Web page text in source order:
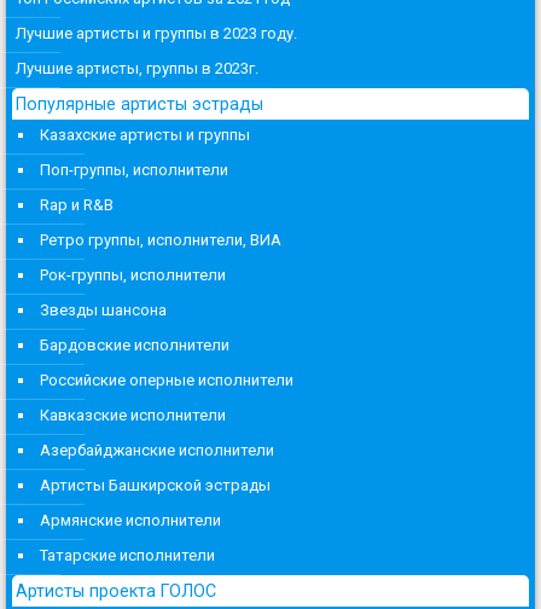
Лучшие артисты и группы в 2023 году.
Лучшие артисты, группы в 2023г.
Популярные артисты эстрады
Казахские артисты и группы
Поп-группы, исполнители
Rap и R&B
Ретро группы, исполнители, ВИА
Рок-группы, исполнители
Звезды шансона
Бардовские исполнители
Российские оперные исполнители
Кавказские исполнители
Азербайджанские исполнители
Артисты Башкирской эстрады
Армянские исполнители
Татарские исполнители
Артисты проекта ГОЛОС